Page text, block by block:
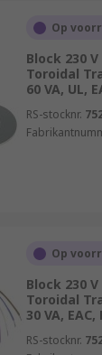
Op
Block 230
Toroidal
60 VA, UL,
RS-stocknr.
Op
Block 230
Toroidal
30 VA, EAC,
RS-stocknr.